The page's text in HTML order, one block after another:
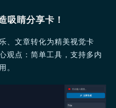
吸睛分享卡！
、文章转化为精美视觉卡
观点：简单工具，支持多内
。